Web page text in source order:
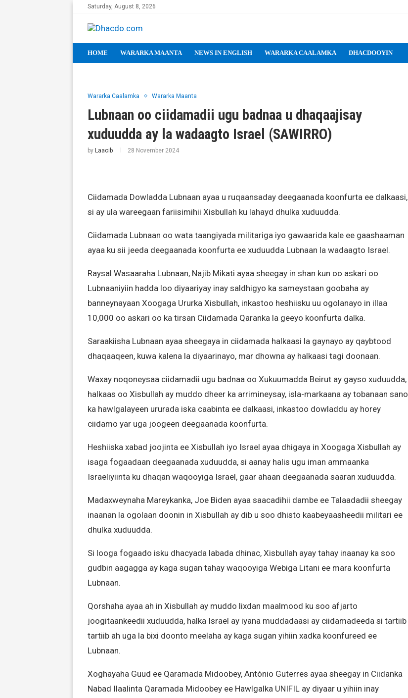
Saturday, August 8, 2026
HOME WARARKA MAANTA NEWS IN ENGLISH WARARKA CAALAMKA DHACDOOYIN
Wararka Caalamka Wararka Maanta
Lubnaan oo ciidamadii ugu badnaa u dhaqaajisay
xuduudda ay la wadaagto Israel (SAWIRRO)
by Laacib 28 November 2024
Ciidamada Dowladda Lubnaan ayaa u ruqaansaday deegaanada koonfurta ee dalkaasi,
si ay ula wareegaan fariisimihii Xisbullah ku lahayd dhulka xuduudda.
Ciidamada Lubnaan oo wata taangiyada militariga iyo gawaarida kale ee gaashaaman
ayaa ku sii jeeda deegaanada koonfurta ee xuduudda Lubnaan la wadaagto Israel.
Raysal Wasaaraha Lubnaan, Najib Mikati ayaa sheegay in shan kun oo askari oo
Lubnaaniyiin hadda loo diyaariyay inay saldhigyo ka sameystaan goobaha ay
banneynayaan Xoogaga Ururka Xisbullah, inkastoo heshiisku uu ogolanayo in illaa
10,000 oo askari oo ka tirsan Ciidamada Qaranka la geeyo koonfurta dalka.
Saraakiisha Lubnaan ayaa sheegaya in ciidamada halkaasi la gaynayo ay qaybtood
dhaqaaqeen, kuwa kalena la diyaarinayo, mar dhowna ay halkaasi tagi doonaan.
Waxay noqoneysaa ciidamadii ugu badnaa oo Xukuumadda Beirut ay gayso xuduudda,
halkaas oo Xisbullah ay muddo dheer ka arrimineysay, isla-markaana ay tobanaan sano
ka hawlgalayeen ururada iska caabinta ee dalkaasi, inkastoo dowladdu ay horey
ciidamo yar uga joogeen deegaanada koonfurta.
Heshiiska xabad joojinta ee Xisbullah iyo Israel ayaa dhigaya in Xoogaga Xisbullah ay
isaga fogaadaan deegaanada xuduudda, si aanay halis ugu iman ammaanka
Israeliyiinta ku dhaqan waqooyiga Israel, gaar ahaan deegaanada saaran xuduudda.
Madaxweynaha Mareykanka, Joe Biden ayaa saacadihii dambe ee Talaadadii sheegay
inaanan la ogolaan doonin in Xisbullah ay dib u soo dhisto kaabeyaasheedii militari ee
dhulka xuduudda.
Si looga fogaado isku dhacyada labada dhinac, Xisbullah ayay tahay inaanay ka soo
gudbin aagagga ay kaga sugan tahay waqooyiga Webiga Litani ee mara koonfurta
Lubnaan.
Qorshaha ayaa ah in Xisbullah ay muddo lixdan maalmood ku soo afjarto
joogitaankeedii xuduudda, halka Israel ay iyana muddadaasi ay ciidamadeeda si tartiib
tartiib ah uga la bixi doonto meelaha ay kaga sugan yihiin xadka koonfureed ee
Lubnaan.
Xoghayaha Guud ee Qaramada Midoobey, António Guterres ayaa sheegay in Ciidanka
Nabad Ilaalinta Qaramada Midoobey ee Hawlgalka UNIFIL ay diyaar u yihiin inay